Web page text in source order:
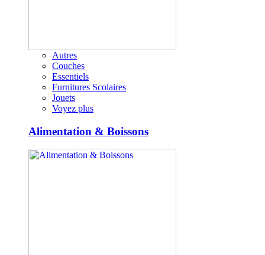
Autres
Couches
Essentiels
Furnitures Scolaires
Jouets
Voyez plus
Alimentation & Boissons